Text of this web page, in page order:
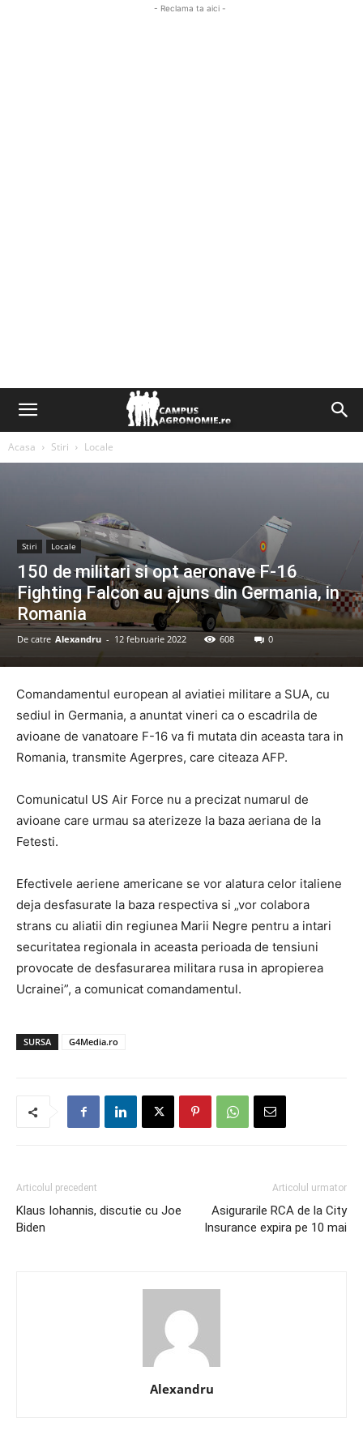
- Reclama ta aici -
Acasa Stiri Locale
Stiri Locale
150 de militari si opt aeronave F-16
Fighting Falcon au ajuns din Germania, in
Romania
De catre Alexandru - 12 februarie 2022 608 0
Comandamentul european al aviatiei militare a SUA, cu
sediul in Germania, a anuntat vineri ca o escadrila de
avioane de vanatoare F-16 va fi mutata din aceasta tara in
Romania, transmite Agerpres, care citeaza AFP.
Comunicatul US Air Force nu a precizat numarul de
avioane care urmau sa aterizeze la baza aeriana de la
Fetesti.
Efectivele aeriene americane se vor alatura celor italiene
deja desfasurate la baza respectiva si „vor colabora
strans cu aliatii din regiunea Marii Negre pentru a intari
securitatea regionala in aceasta perioada de tensiuni
provocate de desfasurarea militara rusa in apropierea
Ucrainei”, a comunicat comandamentul.
SURSA G4Media.ro
Articolul precedent
Klaus Iohannis, discutie cu Joe
Biden
Articolul urmator
Asigurarile RCA de la City
Insurance expira pe 10 mai
Alexandru